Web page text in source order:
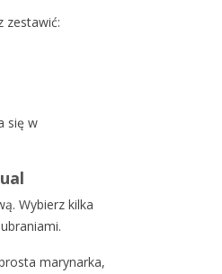
zestawić:
się w
Wybierz kilka
marynarka,